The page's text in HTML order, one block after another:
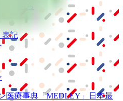
こちら
表記
医療事典 「MEDLEY」
日本最